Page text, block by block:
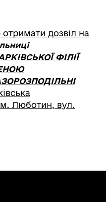
дозвіл на
ФІЛІЇ
м. Люботин, вул.